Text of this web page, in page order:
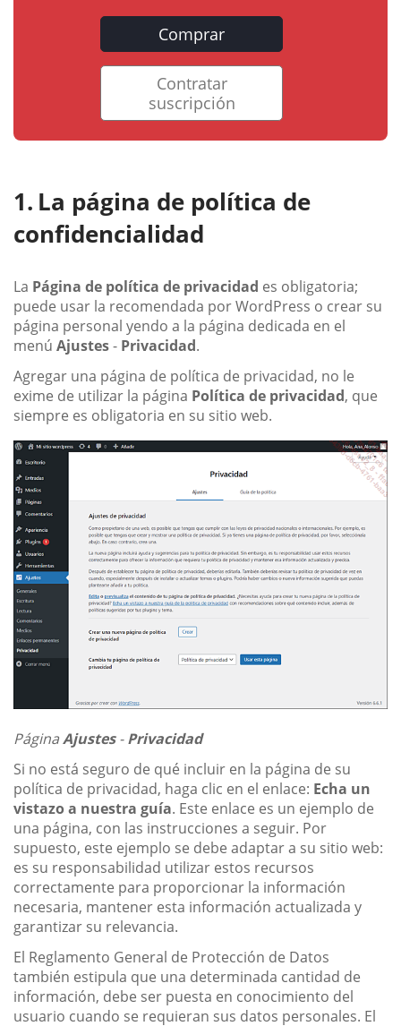
Comprar
Contratar
suscripción
La página de política de
confidencialidad
La Página de política de privacidad es obligatoria;
puede usar la recomendada por WordPress o crear su
página personal yendo a la página dedicada en el
menú Ajustes- Privacidad.
Agregar una página de política de privacidad, no le
exime de utilizar la página Política de privacidad, que
siempre es obligatoria en su sitio web.
PáginaAjustes-Privacidad
Si no está seguro de qué incluir en la página de su
política de privacidad, haga clic en el enlace: Echa un
vistazo a nuestra guía. Este enlace es un ejemplo de
una página, con las instrucciones a seguir. Por
supuesto, este ejemplo se debe adaptar a su sitio web:
es su responsabilidad utilizar estos recursos
correctamente para proporcionar la información
necesaria, mantener esta información actualizada y
garantizar su relevancia.
El Reglamento General de Protección de Datos
también estipula que una determinada cantidad de
información, debe ser puesta en conocimiento del
usuario cuando se requieran sus datos personales. El